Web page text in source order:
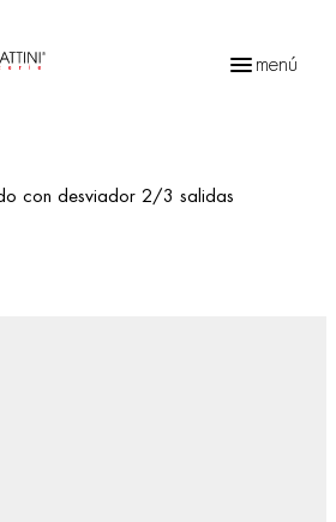
menú
con desviador 2/3 salidas